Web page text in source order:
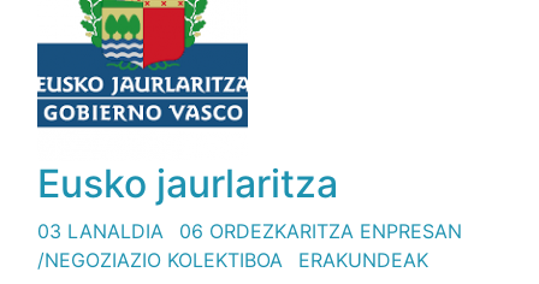
Eusko jaurlaritza
03 LANALDIA
06 ORDEZKARITZA ENPRESAN
/NEGOZIAZIO KOLEKTIBOA
ERAKUNDEAK